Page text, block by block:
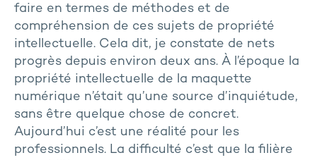
faire en termes de méthodes et de
compréhension de ces sujets de propriété
intellectuelle. Cela dit, je constate de nets
progrès depuis environ deux ans. À l’époque la
propriété intellectuelle de la maquette
numérique n’était qu’une source d’inquiétude,
sans être quelque chose de concret.
Aujourd’hui c’est une réalité pour les
professionnels. La difficulté c’est que la filière